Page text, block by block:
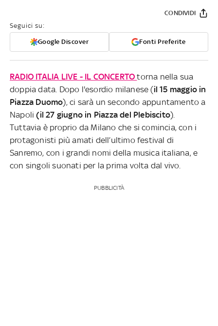
Seguici su:
Google Discover Fonti Preferite
CONDIVIDI
RADIO ITALIA LIVE - IL CONCERTOtorna nella sua
doppia data. Dopo l'esordio milanese (il 15 maggio in
Piazza Duomo), ci sarà un secondo appuntamento a
Napoli (il 27 giugno in Piazza del Plebiscito).
Tuttavia è proprio da Milano che si comincia, con i
protagonisti più amati dell’ultimo festival di
Sanremo, con i grandi nomi della musica italiana, e
con singoli suonati per la prima volta dal vivo.
PUBBLICITÀ